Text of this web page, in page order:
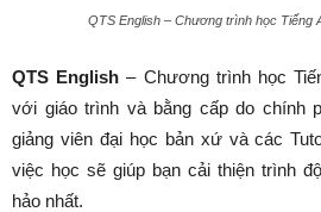
QTS English – Chương trình học Tiếng
QTS English – Chương trình học
với giáo trình và bằng cấp do chính
giảng viên đại học bản xứ và các
việc học sẽ giúp bạn cải thiện trình
hảo nhất.